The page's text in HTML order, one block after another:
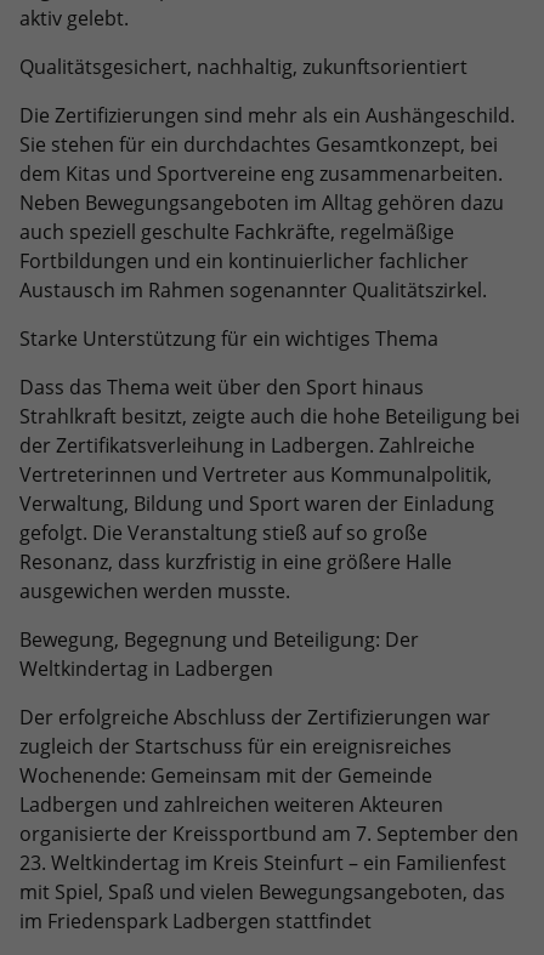
aktiv gelebt.
Qualitätsgesichert, nachhaltig, zukunftsorientiert
Die Zertifizierungen sind mehr als ein Aushängeschild.
Sie stehen für ein durchdachtes Gesamtkonzept, bei
dem Kitas und Sportvereine eng zusammenarbeiten.
Neben Bewegungsangeboten im Alltag gehören dazu
auch speziell geschulte Fachkräfte, regelmäßige
Fortbildungen und ein kontinuierlicher fachlicher
Austausch im Rahmen sogenannter Qualitätszirkel.
Starke Unterstützung für ein wichtiges Thema
Dass das Thema weit über den Sport hinaus
Strahlkraft besitzt, zeigte auch die hohe Beteiligung bei
der Zertifikatsverleihung in Ladbergen. Zahlreiche
Vertreterinnen und Vertreter aus Kommunalpolitik,
Verwaltung, Bildung und Sport waren der Einladung
gefolgt. Die Veranstaltung stieß auf so große
Resonanz, dass kurzfristig in eine größere Halle
ausgewichen werden musste.
Bewegung, Begegnung und Beteiligung: Der
Weltkindertag in Ladbergen
Der erfolgreiche Abschluss der Zertifizierungen war
zugleich der Startschuss für ein ereignisreiches
Wochenende: Gemeinsam mit der Gemeinde
Ladbergen und zahlreichen weiteren Akteuren
organisierte der Kreissportbund am 7. September den
23. Weltkindertag im Kreis Steinfurt – ein Familienfest
mit Spiel, Spaß und vielen Bewegungsangeboten, das
im Friedenspark Ladbergen stattfindet
umfassen die Anzahl der Besucher, die
Quelle, aus der sie stammen, und die
Seiten in anonymisierter Form.
Name _ga_EPTJMYPSV8
Anbieter Google LLC
Laufzeit 2 Jahre
Wird verwendet, um den Sitzungsstatus
zu erhalten.